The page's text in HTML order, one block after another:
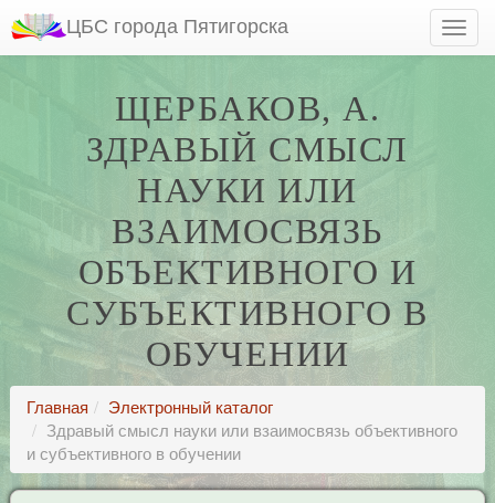
ЦБС города Пятигорска
ЩЕРБАКОВ, А.
ЗДРАВЫЙ СМЫСЛ
НАУКИ ИЛИ
ВЗАИМОСВЯЗЬ
ОБЪЕКТИВНОГО И
СУБЪЕКТИВНОГО В
ОБУЧЕНИИ
Главная
Электронный каталог
Здравый смысл науки или взаимосвязь объективного
и субъективного в обучении